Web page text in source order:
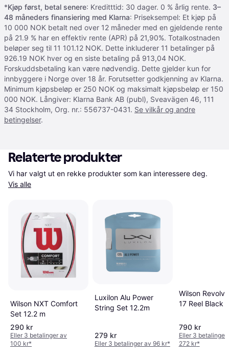
*Kjøp først, betal senere: Kreditttid: 30 dager. 0 % årlig rente. 3–
48 måneders finansiering med Klarna: Priseksempel: Et kjøp på
10 000 NOK betalt ned over 12 måneder med en gjeldende rente
på 21.9 % har en effektiv rente (APR) på 21,90%. Totalkostnaden
beløper seg til 11 101.12 NOK. Dette inkluderer 11 betalinger på
926.19 NOK hver og en siste betaling på 913,04 NOK.
Forskuddsbetaling kan være nødvendig. Dette gjelder kun for
innbyggere i Norge over 18 år. Forutsetter godkjenning av Klarna.
Minimum kjøpsbeløp er 250 NOK og maksimalt kjøpsbeløp er 150
000 NOK. Långiver: Klarna Bank AB (publ), Sveavägen 46, 111
34 Stockholm, Org. nr.: 556737-0431. Se vilkår og andre
betingelser.
Relaterte produkter
Vis alle
Wilson NXT Comfort
Set 12.2 m
290 kr
Eller 3 betalinger av
100 kr*
Luxilon Alu Power
String Set 12.2m
279 kr
Eller 3 betalinger av 96 kr*
Wilson
17 Reel Black
790 kr
Eller 3 betalinger
272 kr*